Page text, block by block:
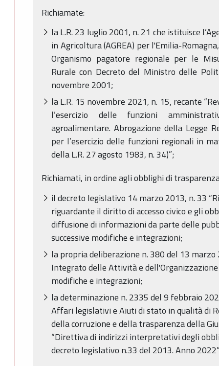
Richiamate:
la L.R. 23 luglio 2001, n. 21 che istituisce
in Agricoltura (AGREA) per l'Emilia-
Organismo pagatore regionale per le
Rurale con Decreto del Ministro delle
novembre 2001;
la L.R. 15 novembre 2021, n. 15, recante
l’esercizio delle funzioni
agroalimentare. Abrogazione della Legge
per l’esercizio delle funzioni regionali in
della L.R. 27 agosto 1983, n. 34)”;
Richiamati, in ordine agli obblighi di
il decreto legislativo 14 marzo 2013, n. 33
riguardante il diritto di accesso civico e gli
diffusione di informazioni da parte delle
successive modifiche e integrazioni;
la propria deliberazione n. 380 del 13
Integrato delle Attività e
modifiche e integrazioni;
la determinazione n. 2335 del 9 febbraio
Affari legislativi e Aiuti di stato in qualità di
della corruzione e della trasparenza della
“Direttiva di indirizzi interpretativi degli
decreto legislativo n.33 del 2013. Anno